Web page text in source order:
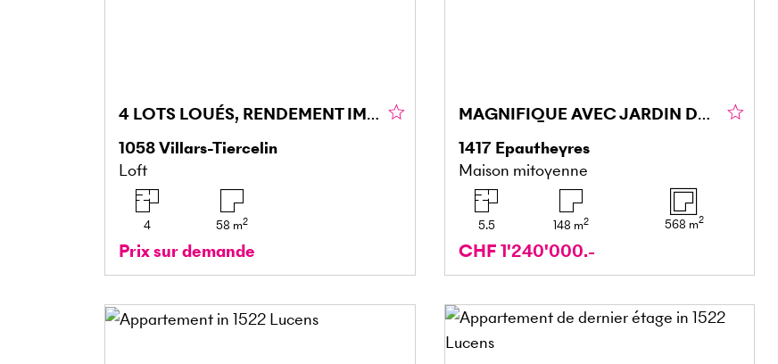
4 LOTS LOUÉS, RENDEMENT IMMÉDIAT !
1058Villars-Tiercelin
Loft
4 58 m2
Prix sur demande
MAGNIFIQUE AVEC JARDIN DANS UN CADRE PAISIBLE
1417 Epautheyres
Maison mitoyenne
5.5 148 m2 568 m2
CHF 1'240'000.-